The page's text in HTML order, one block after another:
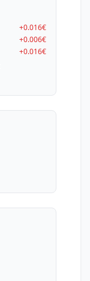
+0.016€
+0.006€
+0.016€